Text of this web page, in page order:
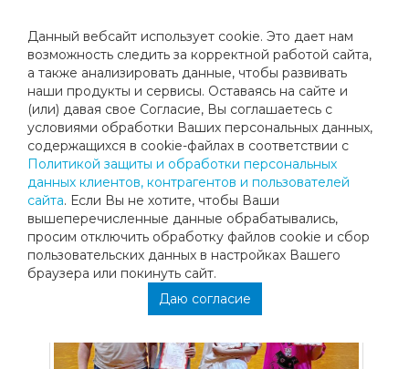
Данный вебсайт использует cookie. Это дает нам
возможность следить за корректной работой сайта,
а также анализировать данные, чтобы развивать
наши продукты и сервисы. Оставаясь на сайте и
(или) давая свое Согласие, Вы соглашаетесь с
условиями обработки Ваших персональных данных,
содержащихся в cookie-файлах в соответствии с
Политикой защиты и обработки персональных
данных клиентов, контрагентов и пользователей
сайта. Если Вы не хотите, чтобы Ваши
вышеперечисленные данные обрабатывались,
просим отключить обработку файлов cookie и сбор
пользовательских данных в настройках Вашего
браузера или покинуть сайт.
Даю согласие
ОДИН ТУРНИР - ДВЕ МЕДАЛИ!